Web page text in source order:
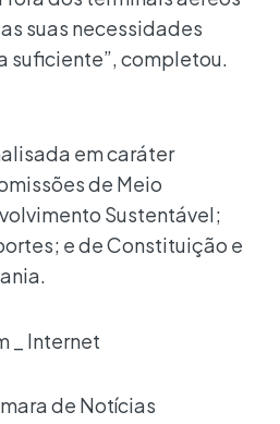
suas necessidades
suficiente”, completou.
em caráter
de Meio
Sustentável;
e de Constituição e
_ Internet
de Notícias